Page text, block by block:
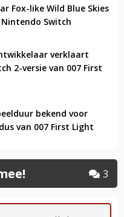
Fox-like Wild Blue Skies
Switch
verklaart
2-versie van 007 First
bekend voor
van 007 First Light
3